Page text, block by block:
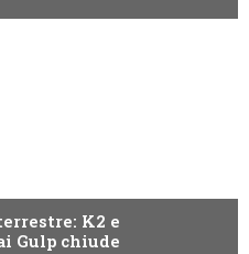
K2 e
Gulp chiude